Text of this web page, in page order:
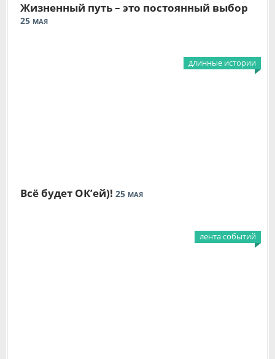
Жизненный путь – это постоянный выбор
25 МАЯ
длинные истории
Всё будет ОК’ей)! 25 МАЯ
лента событий